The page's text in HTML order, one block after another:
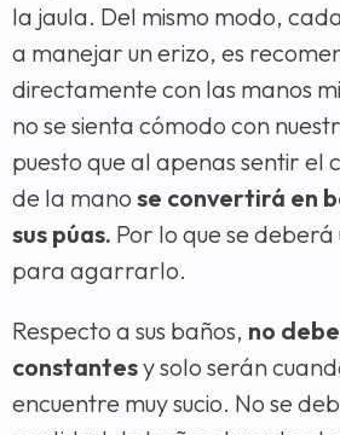
la jaula. Del mismo modo,
a manejar un erizo, es
directamente con las manos
no se sienta cómodo con
puesto que al apenas sentir el
de la mano se convertirá en
sus púas. Por lo que se
para agarrarlo.
Respecto a sus baños, no
constantesy solo serán
encuentre muy sucio. No se